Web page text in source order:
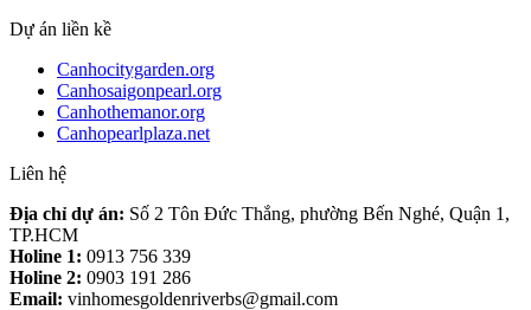
Dự án liền kề
Canhocitygarden.org
Canhosaigonpearl.org
Canhothemanor.org
Canhopearlplaza.net
Liên hệ
Địa chỉ dự án: Số 2 Tôn Đức Thắng, phường Bến Nghé, Quận 1,
TP.HCM
Holine 1: 0913 756 339
Holine 2: 0903 191 286
Email: vinhomesgoldenriverbs@gmail.com